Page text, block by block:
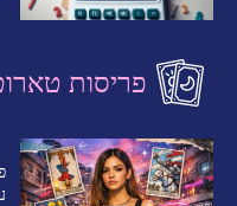
פריסות